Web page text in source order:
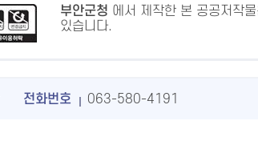
부안군청 에서 제작한 본 공공저작
있습니다.
전화번호 063-580-4191